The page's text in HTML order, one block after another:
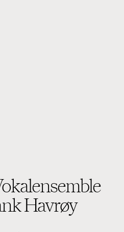
Havrøy